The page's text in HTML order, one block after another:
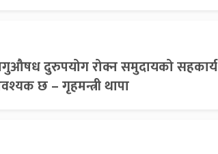
दुरुपयोग रोक्न समुदायको सहकार्य
छ – गृहमन्त्री थापा